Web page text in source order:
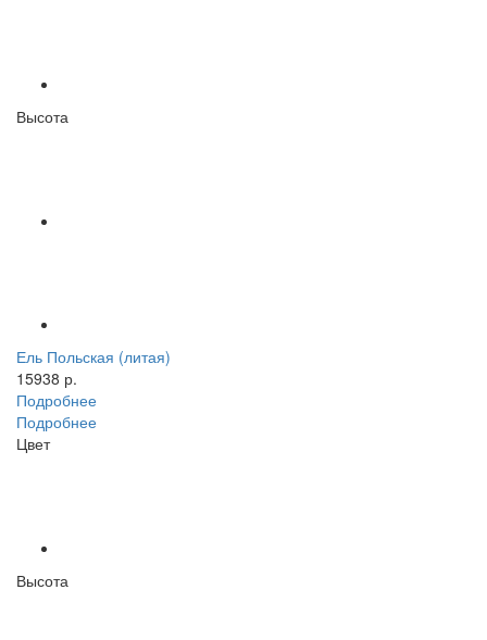
Высота
Ель Польская (литая)
15938 р.
Подробнее
Подробнее
Цвет
Высота